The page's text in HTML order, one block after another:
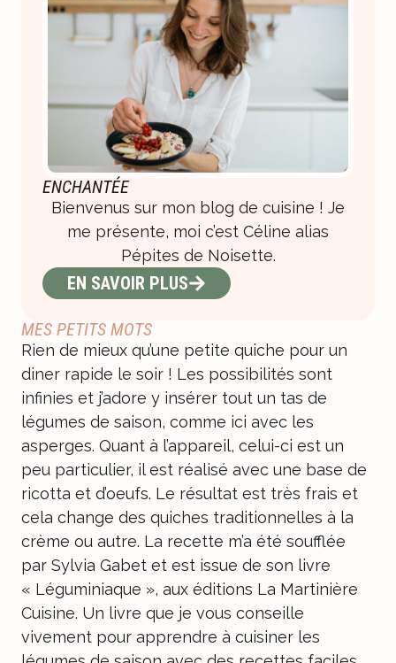
MES PETITS MOTS
Rien de mieux qu’une petite quiche pour un
diner rapide le soir ! Les possibilités sont
infinies et j’adore y insérer tout un tas de
légumes de saison, comme ici avec les
asperges. Quant à l’appareil, celui-ci est un
peu particulier, il est réalisé avec une base de
ricotta et d’oeufs. Le résultat est très frais et
cela change des quiches traditionnelles à la
crème ou autre. La recette m’a été soufflée
par Sylvia Gabet et est issue de son livre
« Léguminiaque », aux éditions La Martinière
Cuisine. Un livre que je vous conseille
vivement pour apprendre à cuisiner les
ENCHANTÉE
Bienvenus sur mon blog de cuisine ! Je
me présente, moi c’est Céline alias
Pépites de Noisette.
EN SAVOIR PLUS